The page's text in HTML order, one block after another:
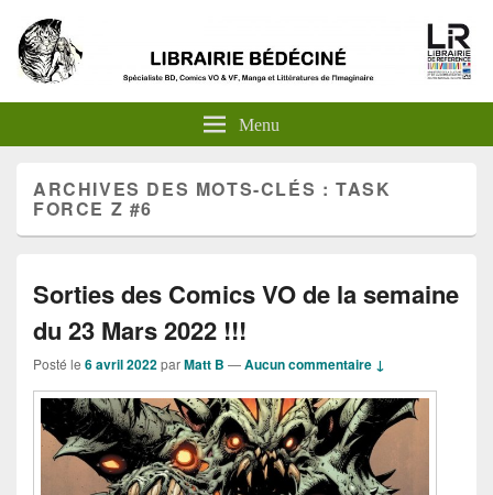
Menu
ARCHIVES DES MOTS-CLÉS :TASK
FORCE Z #6
Sorties des Comics VO de la semaine
du 23 Mars 2022 !!!
Posté le 6 avril 2022parMatt B —Aucun commentaire ↓